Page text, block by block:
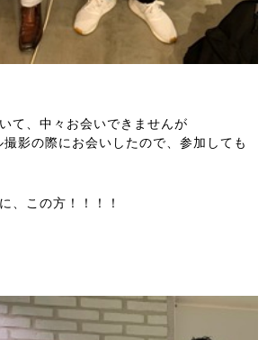
て、中々お会いできませんが
影の際にお会いしたので、参加しても
、この方！！！！